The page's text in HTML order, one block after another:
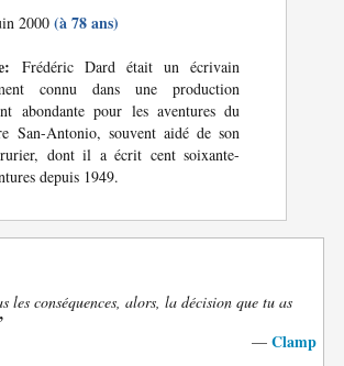
2000(à 78 ans)
Frédéric Dard était un écrivain
connu dans une production
abondante pour les aventures du
San-Antonio, souvent aidé de son
dont il a écrit cent soixante-
depuis 1949.
les conséquences, alors, la décision que tu as
— Clamp